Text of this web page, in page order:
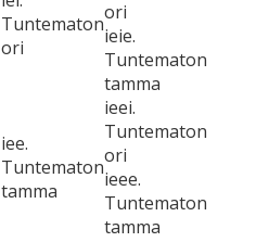
Tuntematon
ori
ori
ieie.
Tuntematon
tamma
iee.
Tuntematon
tamma
ieei.
Tuntematon
ori
ieee.
Tuntematon
tamma